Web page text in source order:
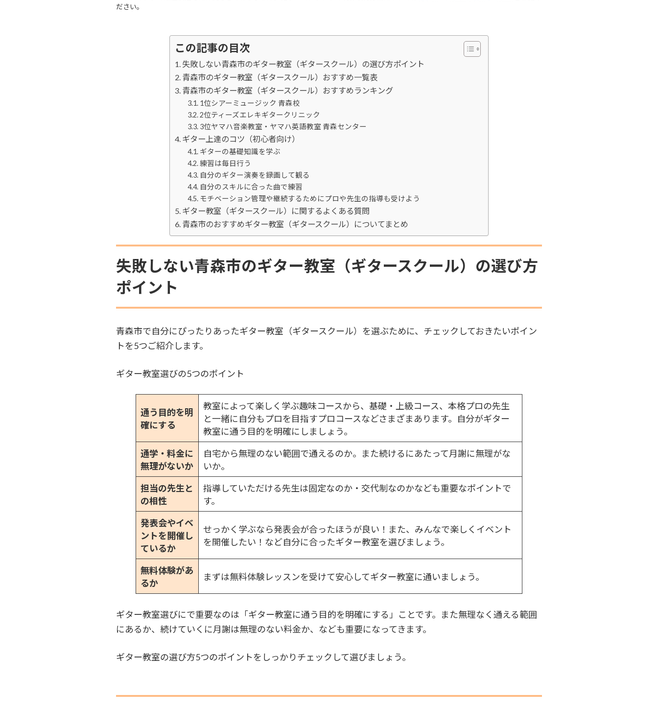
ださい。
この記事の目次
失敗しない青森市のギター教室（ギタースクール）の選び方ポイント
青森市のギター教室（ギタースクール）おすすめ一覧表
青森市のギター教室（ギタースクール）おすすめランキング
1位シアーミュージック 青森校
2位ティーズエレキギタークリニック
3位ヤマハ音楽教室・ヤマハ英語教室 青森センター
ギター上達のコツ（初心者向け）
ギターの基礎知識を学ぶ
練習は毎日行う
自分のギター演奏を録画して観る
自分のスキルに合った曲で練習
モチベーション管理や継続するためにプロや先生の指導も受けよう
ギター教室（ギタースクール）に関するよくある質問
青森市のおすすめギター教室（ギタースクール）についてまとめ
失敗しない青森市のギター教室（ギタースクール）の選び方
ポイント
青森市で自分にぴったりあったギター教室（ギタースクール）を選ぶために、チェックしておきたいポイン
トを5つご紹介します。
ギター教室選びの5つのポイント
通う目的を明
確にする
教室によって楽しく学ぶ趣味コースから、基礎・上級コース、本格プロの先生
と一緒に自分もプロを目指すプロコースなどさまざまあります。自分がギター
教室に通う目的を明確にしましょう。
通学・料金に
無理がないか
自宅から無理のない範囲で通えるのか。また続けるにあたって月謝に無理がな
いか。
担当の先生と
の相性
指導していただける先生は固定なのか・交代制なのかなども重要なポイントで
す。
発表会やイベ
ントを開催し
ているか
せっかく学ぶなら発表会が合ったほうが良い！また、みんなで楽しくイベント
を開催したい！など自分に合ったギター教室を選びましょう。
無料体験があ
るか
まずは無料体験レッスンを受けて安心してギター教室に通いましょう。
ギター教室選びにで重要なのは「ギター教室に通う目的を明確にする」ことです。また無理なく通える範囲
にあるか、続けていくに月謝は無理のない料金か、なども重要になってきます。
ギター教室の選び方5つのポイントをしっかりチェックして選びましょう。